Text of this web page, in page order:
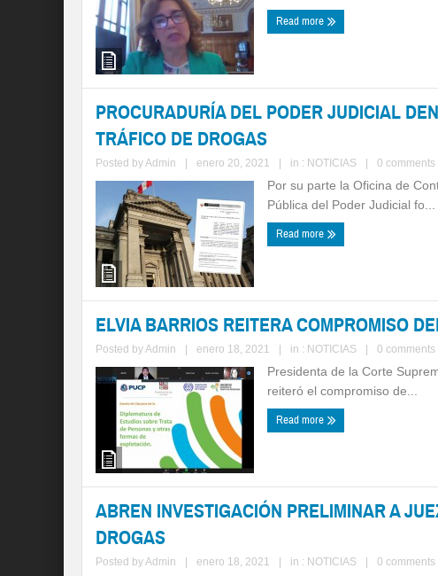
Read more
PROCURADURÍA DEL PODER JUDICIAL
TRÁFICO DE DROGAS
Posted byAdmin enero 20, 2021 in : NOTICIAS 0 comments
Por su parte la Oficina de
Pública del Poder Judicial fo...
Read more
ELVIA BARRIOS REITERA COMPROMISO
Posted byAdmin enero 18, 2021 in : NOTICIAS 0 comments
Presidenta de la Corte
reiteró el compromiso de...
Read more
ABREN INVESTIGACIÓN PRELIMINAR A
DROGAS
Posted byAdmin enero 18, 2021 in : NOTICIAS 0 comments